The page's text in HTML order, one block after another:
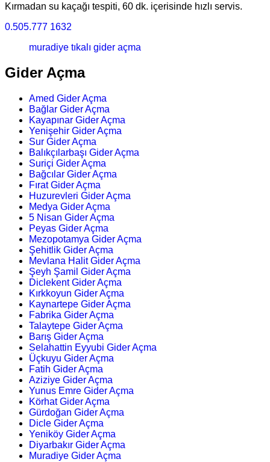
Kırmadan su kaçağı tespiti, 60 dk. içerisinde hızlı servis.
0.505.777 1632
muradiye tıkalı gider açma
Gider Açma
Amed Gider Açma
Bağlar Gider Açma
Kayapınar Gider Açma
Yenişehir Gider Açma
Sur Gider Açma
Balıkçılarbaşı Gider Açma
Suriçi Gider Açma
Bağcılar Gider Açma
Fırat Gider Açma
Huzurevleri Gider Açma
Medya Gider Açma
5 Nisan Gider Açma
Peyas Gider Açma
Mezopotamya Gider Açma
Şehitlik Gider Açma
Mevlana Halit Gider Açma
Şeyh Şamil Gider Açma
Diclekent Gider Açma
Kırkkoyun Gider Açma
Kaynartepe Gider Açma
Fabrika Gider Açma
Talaytepe Gider Açma
Barış Gider Açma
Selahattin Eyyubi Gider Açma
Üçkuyu Gider Açma
Fatih Gider Açma
Aziziye Gider Açma
Yunus Emre Gider Açma
Körhat Gider Açma
Gürdoğan Gider Açma
Dicle Gider Açma
Yeniköy Gider Açma
Diyarbakır Gider Açma
Muradiye Gider Açma